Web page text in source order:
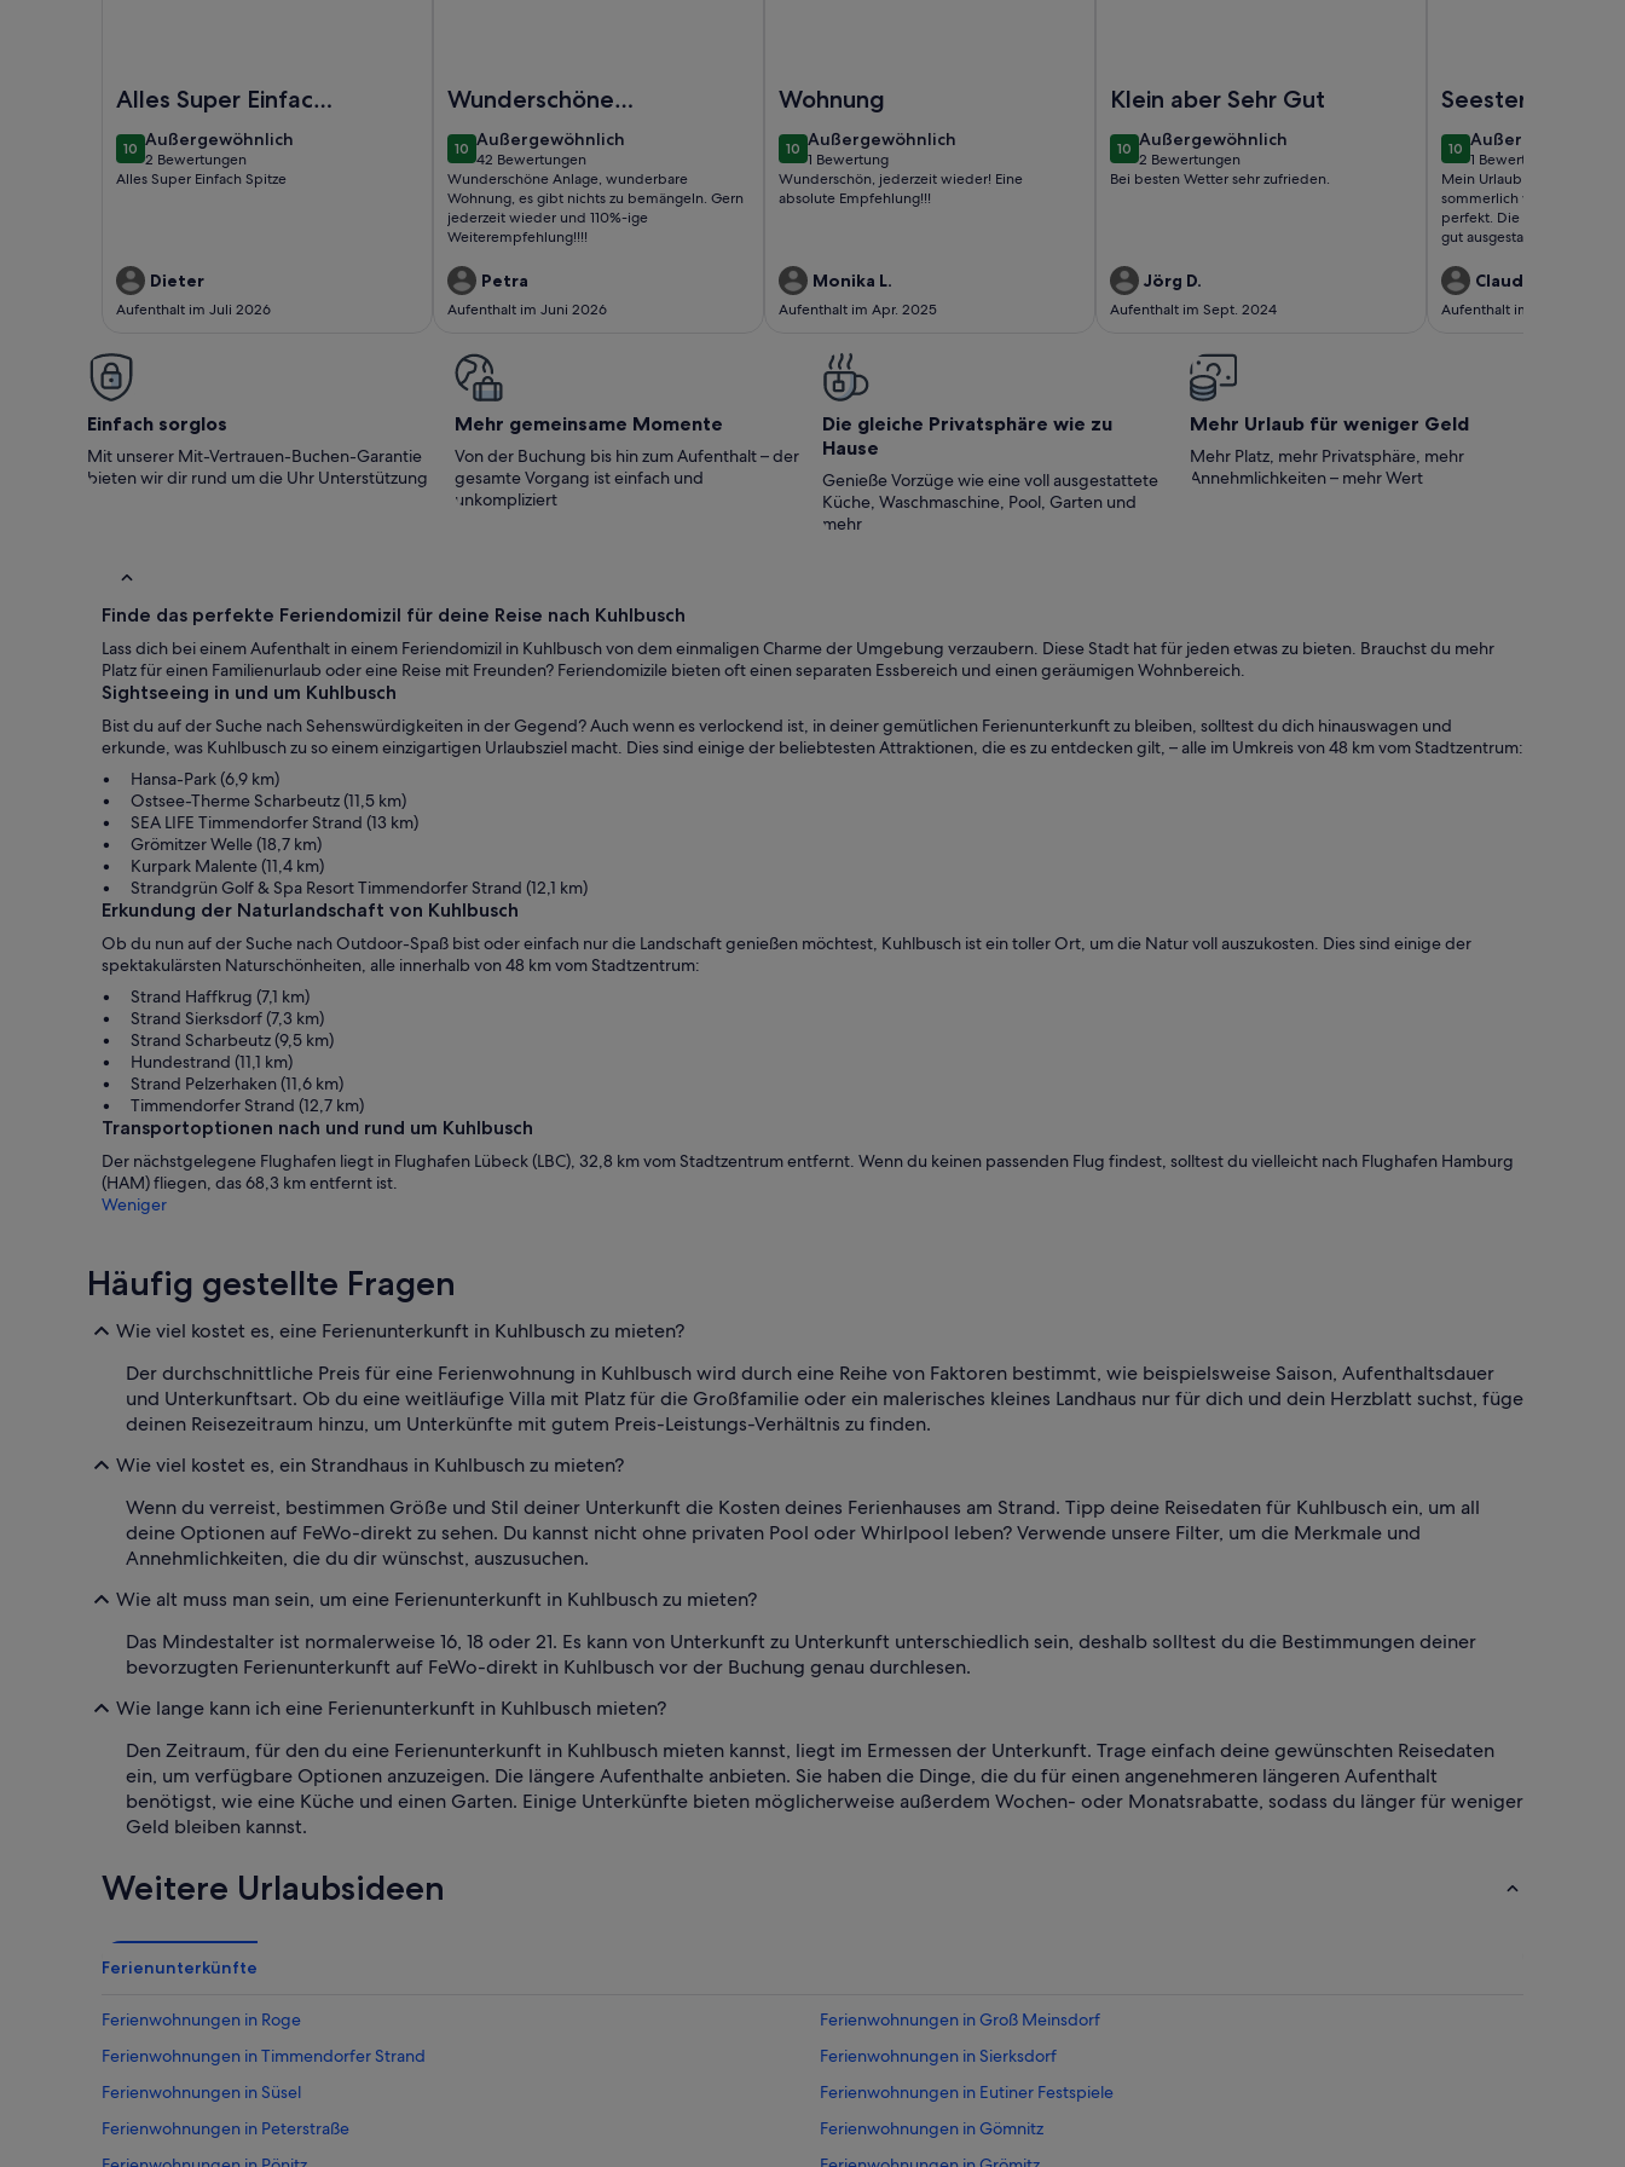
Alles Super Einfach
Spitze
1010 von 10
Außergewöhnlich
außergewöhnlich
2 Bewertungen
(2
bewertungen)
Alles Super Einfach Spitze
Dieter
Aufenthalt im Juli 2026
Wunderschöne
Anlage,
wunderbare
Wohnung, es gibt
nichts zu
bemängeln. Gern
jederzeit wieder
und 11..
1010 von 10
Außergewöhnlich
außergewöhnlich
42 Bewertungen
(42
bewertungen)
Wunderschöne Anlage, wunderbare
Wohnung, es gibt nichts zu bemängeln. Gern
jederzeit wieder und 110%-ige
Weiterempfehlung!!!!
Petra
Aufenthalt im Juni 2026
Wohnung
1010 von 10
Außergewöhnlich
außergewöhnlich
1 Bewertung
(1
bewertung)
Wunderschön, jederzeit wieder! Eine
absolute Empfehlung!!!
Monika L.
Aufenthalt im Apr. 2025
Klein aber Sehr Gut
1010 von 10
Außergewöhnlich
außergewöhnlich
2 Bewertungen
(2
Bei besten Wetter sehr zufrieden.
Jörg D.
Aufenthalt im Sept. 2024
1010 von 10
Außergewöhnlich
außergewöhnlich
1 Bewertung
(1
bewertung)
Mein Urlaub war super.
sommerlich warm. Der
perfekt. Die helle Wohnung
gut ausgestattet, einfach
Claudia D.
Aufenthalt im Sept. 2024
Einfach sorglos
Mit unserer Mit-Vertrauen-Buchen-Garantie
bieten wir dir rund um die Uhr Unterstützung
Mehr gemeinsame Momente
Von der Buchung bis hin zum Aufenthalt – der
gesamte Vorgang ist einfach und
unkompliziert
Die gleiche Privatsphäre wie zu
Hause
Genieße Vorzüge wie eine voll ausgestattete
Küche, Waschmaschine, Pool, Garten und
mehr
Mehr Urlaub für weniger Geld
Mehr Platz, mehr Privatsphäre, mehr
Annehmlichkeiten – mehr Wert
Finde das perfekte Feriendomizil für deine Reise nach Kuhlbusch
Lass dich bei einem Aufenthalt in einem Feriendomizil in Kuhlbusch von dem einmaligen Charme der Umgebung verzaubern. Diese Stadt hat für jeden etwas zu bieten. Brauchst du mehr
Platz für einen Familienurlaub oder eine Reise mit Freunden? Feriendomizile bieten oft einen separaten Essbereich und einen geräumigen Wohnbereich.
Sightseeing in und um Kuhlbusch
Bist du auf der Suche nach Sehenswürdigkeiten in der Gegend? Auch wenn es verlockend ist, in deiner gemütlichen Ferienunterkunft zu bleiben, solltest du dich hinauswagen und
erkunde, was Kuhlbusch zu so einem einzigartigen Urlaubsziel macht. Dies sind einige der beliebtesten Attraktionen, die es zu entdecken gilt, – alle im Umkreis von 48 km vom Stadtzentrum:
Hansa-Park (6,9 km)
Ostsee-Therme Scharbeutz (11,5 km)
SEA LIFE Timmendorfer Strand (13 km)
Grömitzer Welle (18,7 km)
Kurpark Malente (11,4 km)
Strandgrün Golf & Spa Resort Timmendorfer Strand (12,1 km)
Erkundung der Naturlandschaft von Kuhlbusch
Ob du nun auf der Suche nach Outdoor-Spaß bist oder einfach nur die Landschaft genießen möchtest, Kuhlbusch ist ein toller Ort, um die Natur voll auszukosten. Dies sind einige der
spektakulärsten Naturschönheiten, alle innerhalb von 48 km vom Stadtzentrum:
Strand Haffkrug (7,1 km)
Strand Sierksdorf (7,3 km)
Strand Scharbeutz (9,5 km)
Hundestrand (11,1 km)
Strand Pelzerhaken (11,6 km)
Timmendorfer Strand (12,7 km)
Transportoptionen nach und rund um Kuhlbusch
Der nächstgelegene Flughafen liegt in Flughafen Lübeck (LBC), 32,8 km vom Stadtzentrum entfernt. Wenn du keinen passenden Flug findest, solltest du vielleicht nach Flughafen Hamburg
(HAM) fliegen, das 68,3 km entfernt ist.
Weniger
Häufig gestellte Fragen
Wie viel kostet es, eine Ferienunterkunft in Kuhlbusch zu mieten?
Der durchschnittliche Preis für eine Ferienwohnung in Kuhlbusch wird durch eine Reihe von Faktoren bestimmt, wie beispielsweise Saison, Aufenthaltsdauer
und Unterkunftsart. Ob du eine weitläufige Villa mit Platz für die Großfamilie oder ein malerisches kleines Landhaus nur für dich und dein Herzblatt suchst, füge
deinen Reisezeitraum hinzu, um Unterkünfte mit gutem Preis-Leistungs-Verhältnis zu finden.
Wie viel kostet es, ein Strandhaus in Kuhlbusch zu mieten?
Wenn du verreist, bestimmen Größe und Stil deiner Unterkunft die Kosten deines Ferienhauses am Strand. Tipp deine Reisedaten für Kuhlbusch ein, um all
deine Optionen auf FeWo-direkt zu sehen. Du kannst nicht ohne privaten Pool oder Whirlpool leben? Verwende unsere Filter, um die Merkmale und
Annehmlichkeiten, die du dir wünschst, auszusuchen.
Wie alt muss man sein, um eine Ferienunterkunft in Kuhlbusch zu mieten?
Das Mindestalter ist normalerweise 16, 18 oder 21. Es kann von Unterkunft zu Unterkunft unterschiedlich sein, deshalb solltest du die Bestimmungen deiner
bevorzugten Ferienunterkunft auf FeWo-direkt in Kuhlbusch vor der Buchung genau durchlesen.
Wie lange kann ich eine Ferienunterkunft in Kuhlbusch mieten?
Den Zeitraum, für den du eine Ferienunterkunft in Kuhlbusch mieten kannst, liegt im Ermessen der Unterkunft. Trage einfach deine gewünschten Reisedaten
ein, um verfügbare Optionen anzuzeigen. Die längere Aufenthalte anbieten. Sie haben die Dinge, die du für einen angenehmeren längeren Aufenthalt
benötigst, wie eine Küche und einen Garten. Einige Unterkünfte bieten möglicherweise außerdem Wochen- oder Monatsrabatte, sodass du länger für weniger
Geld bleiben kannst.
Weitere Urlaubsideen
Ferienunterkünfte
Ferienwohnungen in Roge
Ferienwohnungen in Groß Meinsdorf
Ferienwohnungen in Timmendorfer Strand
Ferienwohnungen in Sierksdorf
Ferienwohnungen in Süsel
Ferienwohnungen in Eutiner Festspiele
Ferienwohnungen in Peterstraße
Ferienwohnungen in Gömnitz